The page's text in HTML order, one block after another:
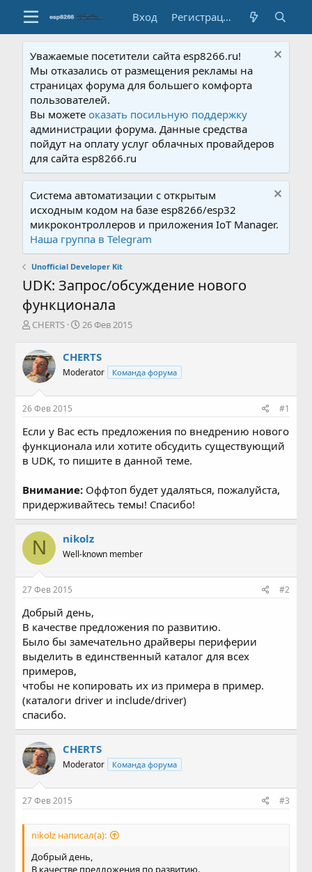
Вход Регистрация
Уважаемые посетители сайта esp8266.ru!
Мы отказались от размещения рекламы на
страницах форума для большего комфорта
пользователей.
Вы можетеоказать посильную поддержку
администрации форума. Данные средства
пойдут на оплату услуг облачных провайдеров
для сайта esp8266.ru
Система автоматизации с открытым
исходным кодом на базе esp8266/esp32
микроконтроллеров и приложения IoT Manager.
Наша группа в Telegram
Unofficial Developer Kit
UDK: Запрос/обсуждение нового
функционала
А
т
о
р
т
е
м
CHERTS
Д
а
н
ч
а
26 Фев 2015
CHERTS
Moderator Команда форума
26 Фев 2015 #1
Если у Вас есть предложения по внедрению нового
функционала или хотите обсудить существующий
в UDK, то пишите в данной теме.
Внимание: Оффтоп будет удаляться, пожалуйста,
придерживайтесь темы! Спасибо!
N nikolz
Well-known member
27 Фев 2015 #2
Добрый день,
В качестве предложения по развитию.
Было бы замечательно драйверы периферии
выделить в единственный каталог для всех
примеров,
чтобы не копировать их из примера в пример.
(каталоги driver и include/driver)
спасибо.
CHERTS
Moderator Команда форума
27 Фев 2015 #3
nikolz написал(а):
Добрый день,
В качестве предложения по развитию.